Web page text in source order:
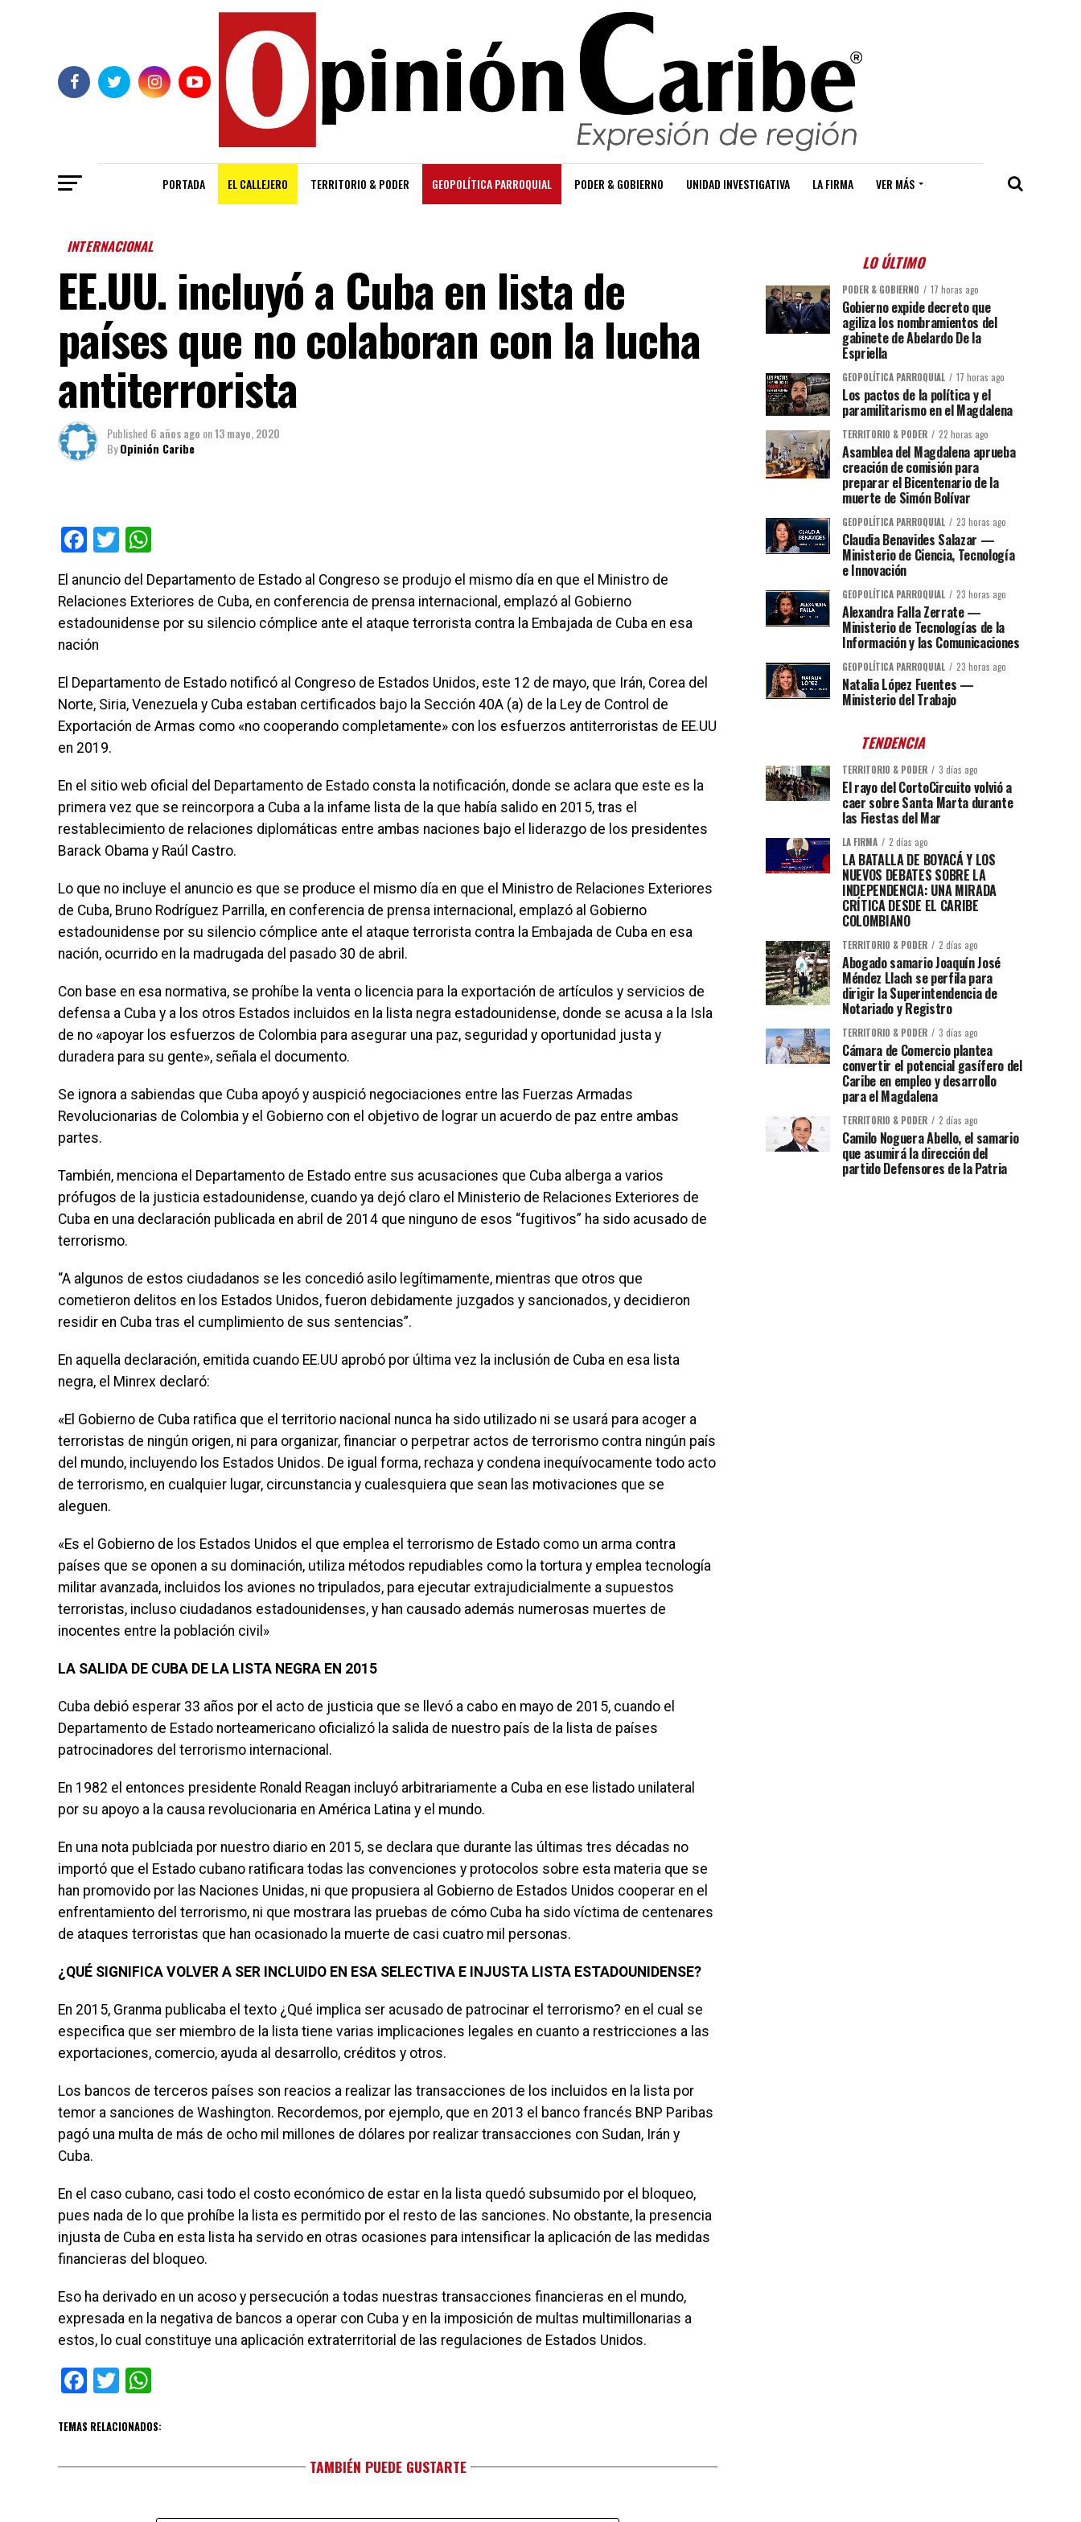
PORTADA EL CALLEJERO TERRITORIO & PODER GEOPOLÍTICA PARROQUIAL PODER & GOBIERNO UNIDAD INVESTIGATIVA LA FIRMA VER MÁS
INTERNACIONAL
EE.UU. incluyó a Cuba en lista de
países que no colaboran con la lucha
antiterrorista
Published 6 años ago on13 mayo, 2020
ByOpinión Caribe
Facebook
Twitter
El anuncio del Departamento de Estado al Congreso se produjo el mismo día en que el Ministro de
Relaciones Exteriores de Cuba, en conferencia de prensa internacional, emplazó al Gobierno
estadounidense por su silencio cómplice ante el ataque terrorista contra la Embajada de Cuba en esa
nación
El Departamento de Estado notificó al Congreso de Estados Unidos, este 12 de mayo, que Irán, Corea del
Norte, Siria, Venezuela y Cuba estaban certificados bajo la Sección 40A (a) de la Ley de Control de
Exportación de Armas como «no cooperando completamente» con los esfuerzos antiterroristas de EE.UU
en 2019.
En el sitio web oficial del Departamento de Estado consta la notificación, donde se aclara que este es la
primera vez que se reincorpora a Cuba a la infame lista de la que había salido en 2015, tras el
restablecimiento de relaciones diplomáticas entre ambas naciones bajo el liderazgo de los presidentes
Barack Obama y Raúl Castro.
Lo que no incluye el anuncio es que se produce el mismo día en que el Ministro de Relaciones Exteriores
de Cuba, Bruno Rodríguez Parrilla, en conferencia de prensa internacional, emplazó al Gobierno
estadounidense por su silencio cómplice ante el ataque terrorista contra la Embajada de Cuba en esa
nación, ocurrido en la madrugada del pasado 30 de abril.
Con base en esa normativa, se prohíbe la venta o licencia para la exportación de artículos y servicios de
defensa a Cuba y a los otros Estados incluidos en la lista negra estadounidense, donde se acusa a la Isla
de no «apoyar los esfuerzos de Colombia para asegurar una paz, seguridad y oportunidad justa y
duradera para su gente», señala el documento.
Se ignora a sabiendas que Cuba apoyó y auspició negociaciones entre las Fuerzas Armadas
Revolucionarias de Colombia y el Gobierno con el objetivo de lograr un acuerdo de paz entre ambas
partes.
También, menciona el Departamento de Estado entre sus acusaciones que Cuba alberga a varios
prófugos de la justicia estadounidense, cuando ya dejó claro el Ministerio de Relaciones Exteriores de
Cuba en una declaración publicada en abril de 2014 que ninguno de esos “fugitivos” ha sido acusado de
terrorismo.
“A algunos de estos ciudadanos se les concedió asilo legítimamente, mientras que otros que
cometieron delitos en los Estados Unidos, fueron debidamente juzgados y sancionados, y decidieron
residir en Cuba tras el cumplimiento de sus sentencias”.
En aquella declaración, emitida cuando EE.UU aprobó por última vez la inclusión de Cuba en esa lista
negra, el Minrex declaró:
«El Gobierno de Cuba ratifica que el territorio nacional nunca ha sido utilizado ni se usará para acoger a
terroristas de ningún origen, ni para organizar, financiar o perpetrar actos de terrorismo contra ningún país
del mundo, incluyendo los Estados Unidos. De igual forma, rechaza y condena inequívocamente todo acto
de terrorismo, en cualquier lugar, circunstancia y cualesquiera que sean las motivaciones que se
aleguen.
«Es el Gobierno de los Estados Unidos el que emplea el terrorismo de Estado como un arma contra
países que se oponen a su dominación, utiliza métodos repudiables como la tortura y emplea tecnología
militar avanzada, incluidos los aviones no tripulados, para ejecutar extrajudicialmente a supuestos
terroristas, incluso ciudadanos estadounidenses, y han causado además numerosas muertes de
inocentes entre la población civil»
LA SALIDA DE CUBA DE LA LISTA NEGRA EN 2015
Cuba debió esperar 33 años por el acto de justicia que se llevó a cabo en mayo de 2015, cuando el
Departamento de Estado norteamericano oficializó la salida de nuestro país de la lista de países
patrocinadores del terrorismo internacional.
En 1982 el entonces presidente Ronald Reagan incluyó arbitrariamente a Cuba en ese listado unilateral
por su apoyo a la causa revolucionaria en América Latina y el mundo.
En una nota publciada por nuestro diario en 2015, se declara que durante las últimas tres décadas no
importó que el Estado cubano ratificara todas las convenciones y protocolos sobre esta materia que se
han promovido por las Naciones Unidas, ni que propusiera al Gobierno de Estados Unidos cooperar en el
enfrentamiento del terrorismo, ni que mostrara las pruebas de cómo Cuba ha sido víctima de centenares
de ataques terroristas que han ocasionado la muerte de casi cuatro mil personas.
¿QUÉ SIGNIFICA VOLVER A SER INCLUIDO EN ESA SELECTIVA E INJUSTA LISTA ESTADOUNIDENSE?
En 2015, Granma publicaba el texto ¿Qué implica ser acusado de patrocinar el terrorismo? en el cual se
especifica que ser miembro de la lista tiene varias implicaciones legales en cuanto a restricciones a las
exportaciones, comercio, ayuda al desa­rrollo, créditos y otros.
Los bancos de terceros países son reacios a realizar las transacciones de los incluidos en la lista por
temor a sanciones de Wa­shington. Recordemos, por ejemplo, que en 2013 el banco francés BNP Paribas
pagó una mul­ta de más de ocho mil millones de dólares por realizar transacciones con Su­dan, Irán y
Cuba.
En el caso cubano, casi todo el costo económico de estar en la lista quedó subsumido por el bloqueo,
pues nada de lo que prohíbe la lista es permitido por el resto de las sanciones. No obstante, la presencia
injusta de Cuba en esta lista ha servido en otras ocasiones para intensificar la aplicación de las medidas
financieras del bloqueo.
Eso ha derivado en un acoso y persecución a todas nuestras transacciones financieras en el mundo,
expresada en la negativa de bancos a operar con Cuba y en la imposición de multas multimillonarias a
estos, lo cual cons­tituye una aplicación extraterritorial de las regulaciones de Estados Unidos.
Facebook
Twitter
TEMAS RELACIONADOS:
TAMBIÉN PUEDE GUSTARTE
LO ÚLTIMO
PODER & GOBIERNO 17 horas ago
Gobierno expide decreto que
agiliza los nombramientos del
gabinete de Abelardo De la
Espriella
GEOPOLÍTICA PARROQUIAL 17 horas ago
Los pactos de la política y el
paramilitarismo en el Magdalena
TERRITORIO & PODER 22 horas ago
Asamblea del Magdalena aprueba
creación de comisión para
preparar el Bicentenario de la
muerte de Simón Bolívar
GEOPOLÍTICA PARROQUIAL 23 horas ago
Claudia Benavides Salazar —
Ministerio de Ciencia, Tecnología
e Innovación
GEOPOLÍTICA PARROQUIAL 23 horas ago
Alexandra Falla Zerrate —
Ministerio de Tecnologías de la
Información y las Comunicaciones
GEOPOLÍTICA PARROQUIAL 23 horas ago
Natalia López Fuentes —
Ministerio del Trabajo
TENDENCIA
TERRITORIO & PODER 3 días ago
El rayo del CortoCircuito volvió a
caer sobre Santa Marta durante
las Fiestas del Mar
LA FIRMA 2 días ago
LA BATALLA DE BOYACÁ Y LOS
NUEVOS DEBATES SOBRE LA
INDEPENDENCIA: UNA MIRADA
CRÍTICA DESDE EL CARIBE
COLOMBIANO
TERRITORIO & PODER 2 días ago
Abogado samario Joaquín José
Méndez Llach se perfila para
dirigir la Superintendencia de
Notariado y Registro
TERRITORIO & PODER 3 días ago
Cámara de Comercio plantea
convertir el potencial gasífero del
Caribe en empleo y desarrollo
para el Magdalena
TERRITORIO & PODER 2 días ago
Camilo Noguera Abello, el samario
que asumirá la dirección del
partido Defensores de la Patria